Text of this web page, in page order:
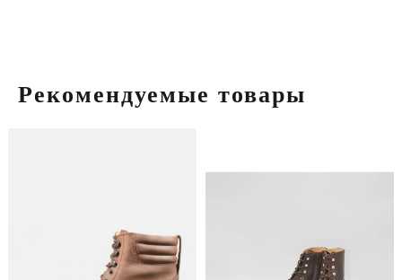
Рекомендуемые товары